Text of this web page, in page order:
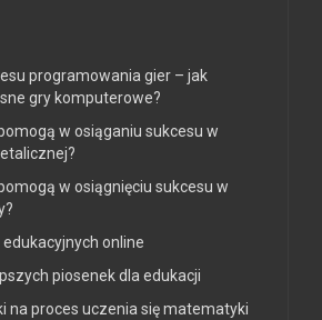
programowania gier – jak
gry komputerowe?
w osiąganiu sukcesu w
w osiągnięciu sukcesu w
online
piosenek dla edukacji
na proces uczenia się matematyki